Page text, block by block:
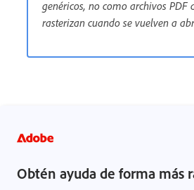
genéricos, no como archivos PDF
rasterizan cuando se vuelven a
Obtén ayuda de forma más